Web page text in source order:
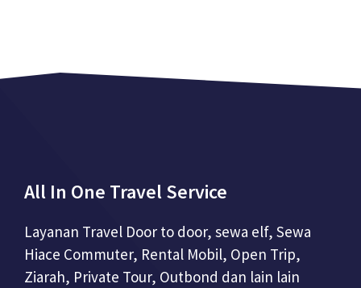
All In One Travel Service
Layanan Travel Door to door, sewa elf, Sewa
Hiace Commuter, Rental Mobil, Open Trip,
Ziarah, Private Tour, Outbond dan lain lain